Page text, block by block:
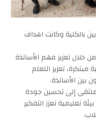
بالكلية وكانت اهداف
خلال تعزيز فهم الأساتذة
مبتكرة، تعزيز التعلم
بين الأساتذة.
إلى تحسين جودة
تعليمية تعزز التفكير